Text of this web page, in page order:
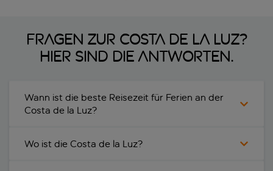
Fragen zur Costa de la Luz?
Hier sind die Antworten.
Wann ist die beste Reisezeit für Ferien an der
Costa de la Luz?
Wo ist die Costa de la Luz?